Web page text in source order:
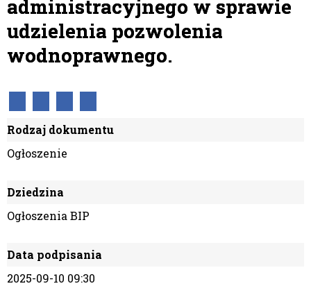
administracyjnego w sprawie
udzielenia pozwolenia
wodnoprawnego.
Rodzaj dokumentu
Ogłoszenie
Dziedzina
Ogłoszenia BIP
Data podpisania
2025-09-10 09:30